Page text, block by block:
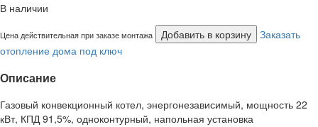
В наличии
Цена действительная при заказе монтажа Добавить в корзину Заказать
отопление дома под ключ
Описание
Газовый конвекционный котел, энергонезависимый, мощность 22
кВт, КПД 91,5%, одноконтурный, напольная установка